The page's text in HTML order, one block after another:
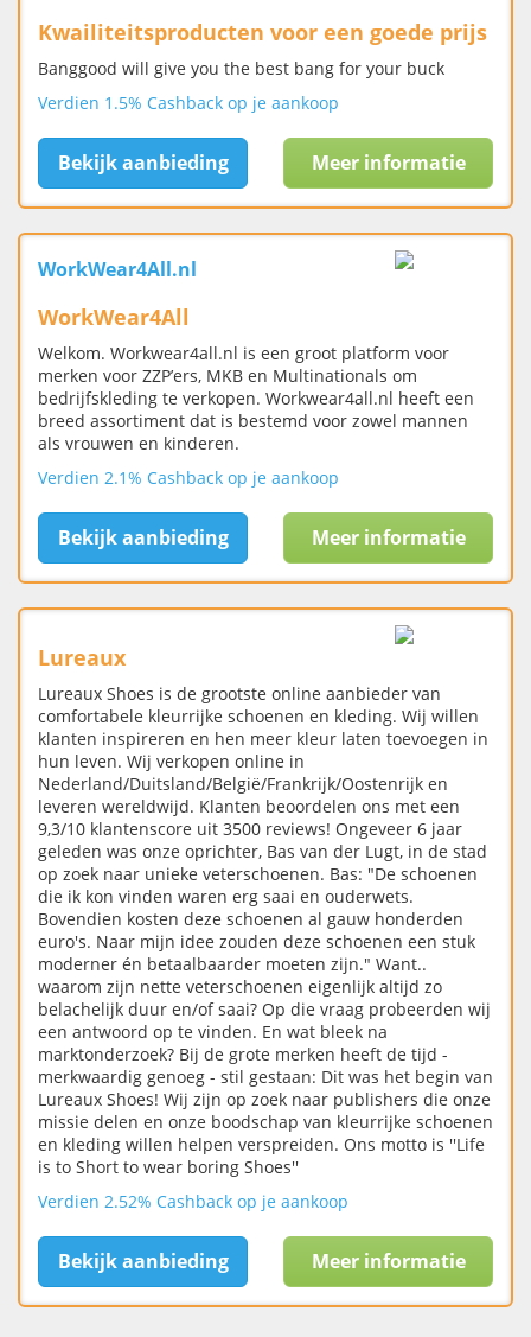
Kwailiteitsproducten voor een goede prijs
Banggood will give you the best bang for your buck
Verdien 1.5% Cashback op je aankoop
Bekijk aanbieding Meer informatie
WorkWear4All.nl
WorkWear4All
Welkom. Workwear4all.nl is een groot platform voor
merken voor ZZP’ers, MKB en Multinationals om
bedrijfskleding te verkopen. Workwear4all.nl heeft een
breed assortiment dat is bestemd voor zowel mannen
als vrouwen en kinderen.
Verdien 2.1% Cashback op je aankoop
Bekijk aanbieding Meer informatie
Lureaux
Lureaux Shoes is de grootste online aanbieder van
comfortabele kleurrijke schoenen en kleding. Wij willen
klanten inspireren en hen meer kleur laten toevoegen in
hun leven. Wij verkopen online in
Nederland/Duitsland/België/Frankrijk/Oostenrijk en
leveren wereldwijd. Klanten beoordelen ons met een
9,3/10 klantenscore uit 3500 reviews! Ongeveer 6 jaar
geleden was onze oprichter, Bas van der Lugt, in de stad
op zoek naar unieke veterschoenen. Bas: "De schoenen
die ik kon vinden waren erg saai en ouderwets.
Bovendien kosten deze schoenen al gauw honderden
euro's. Naar mijn idee zouden deze schoenen een stuk
moderner én betaalbaarder moeten zijn." Want..
waarom zijn nette veterschoenen eigenlijk altijd zo
belachelijk duur en/of saai? Op die vraag probeerden wij
een antwoord op te vinden. En wat bleek na
marktonderzoek? Bij de grote merken heeft de tijd -
merkwaardig genoeg - stil gestaan: Dit was het begin van
Lureaux Shoes! Wij zijn op zoek naar publishers die onze
missie delen en onze boodschap van kleurrijke schoenen
en kleding willen helpen verspreiden. Ons motto is ''Life
is to Short to wear boring Shoes''
Verdien 2.52% Cashback op je aankoop
Bekijk aanbieding Meer informatie